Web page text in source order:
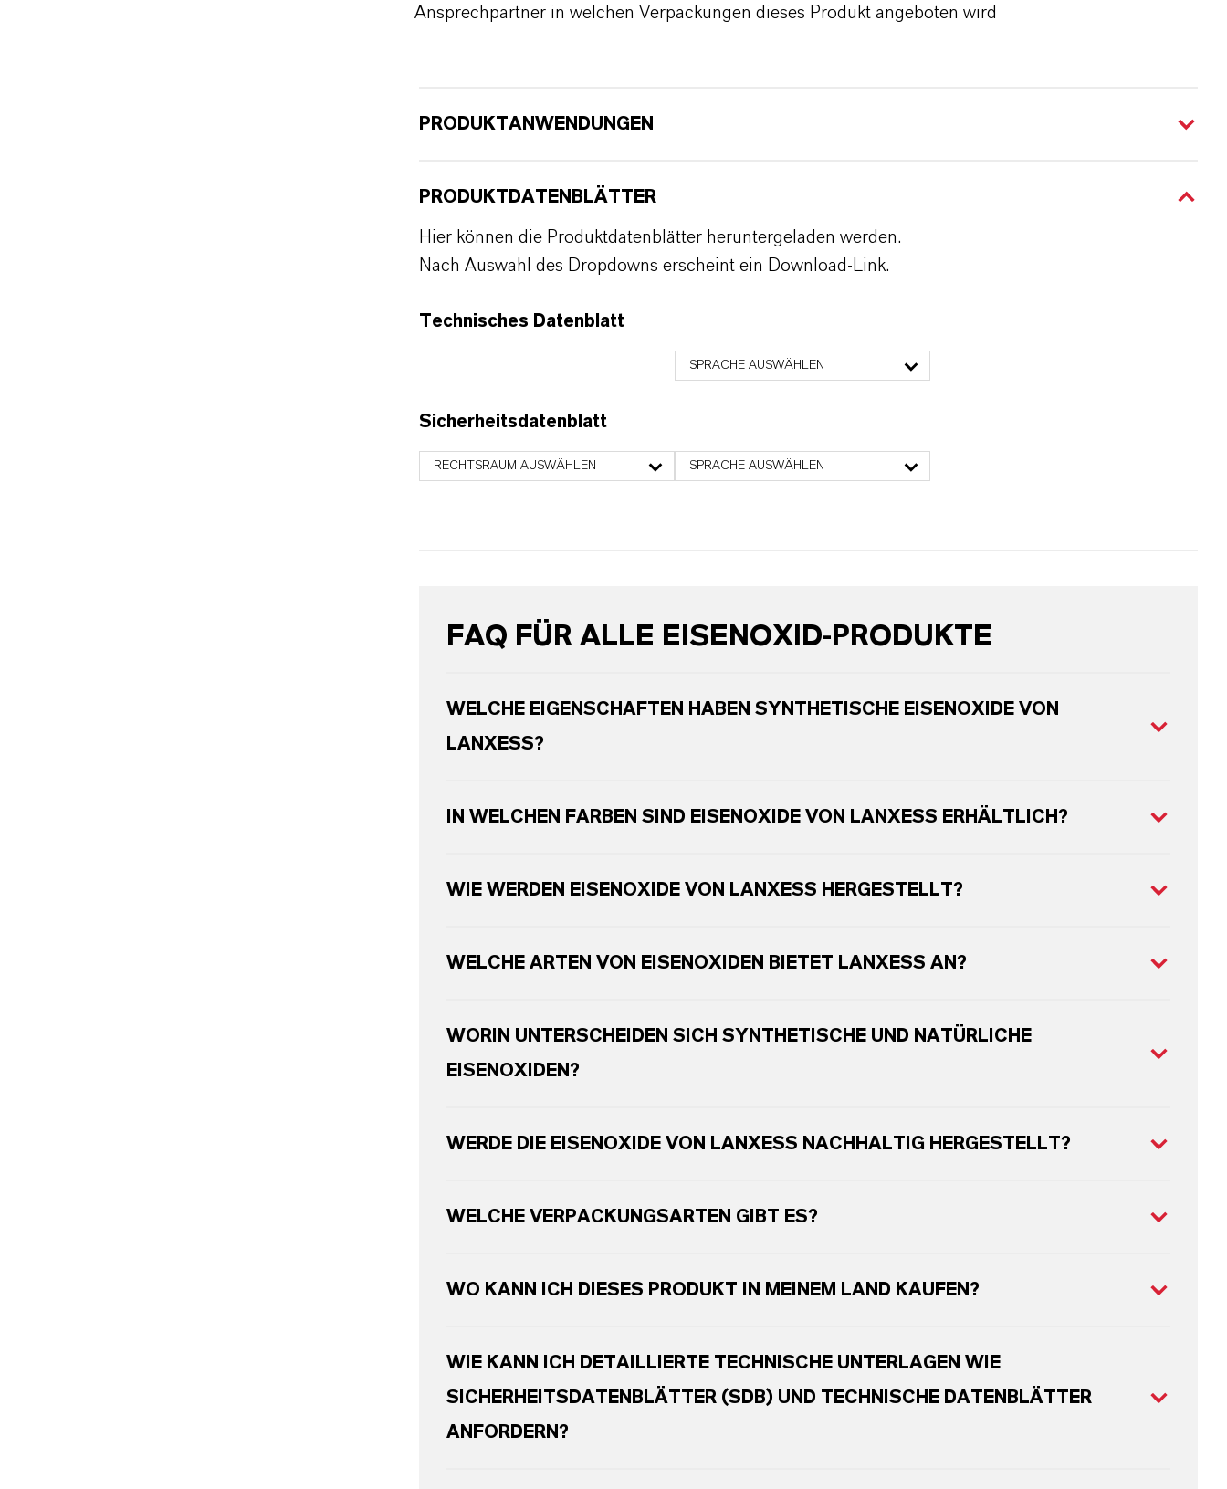
Ansprechpartner in welchen Verpackungen dieses Produkt angeboten wird
PRODUKTANWENDUNGEN
PRODUKTDATENBLÄTTER
Hier können die Produktdatenblätter heruntergeladen werden.
Nach Auswahl des Dropdowns erscheint ein Download-Link.
Technisches Datenblatt
SPRACHE AUSWÄHLEN
Sicherheitsdatenblatt
RECHTSRAUM AUSWÄHLEN SPRACHE AUSWÄHLEN
FAQ FÜR ALLE EISENOXID-PRODUKTE
WELCHE EIGENSCHAFTEN HABEN SYNTHETISCHE EISENOXIDE VON
LANXESS?
IN WELCHEN FARBEN SIND EISENOXIDE VON LANXESS ERHÄLTLICH?
WIE WERDEN EISENOXIDE VON LANXESS HERGESTELLT?
WELCHE ARTEN VON EISENOXIDEN BIETET LANXESS AN?
WORIN UNTERSCHEIDEN SICH SYNTHETISCHE UND NATÜRLICHE
EISENOXIDEN?
WERDE DIE EISENOXIDE VON LANXESS NACHHALTIG HERGESTELLT?
WELCHE VERPACKUNGSARTEN GIBT ES?
WO KANN ICH DIESES PRODUKT IN MEINEM LAND KAUFEN?
WIE KANN ICH DETAILLIERTE TECHNISCHE UNTERLAGEN WIE
SICHERHEITSDATENBLÄTTER (SDB) UND TECHNISCHE DATENBLÄTTER
ANFORDERN?